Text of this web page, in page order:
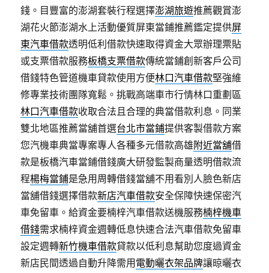
錢。目豐富的澎湖套裝行程選擇澎湖旅遊推薦觀賞澎
湖花火節澎湖水上活動優質屏東當鋪推薦鑑定提供屏
東汽車借款透明低利借款快速取得資金大眾辦理票貼
或支票借款服務板橋支票借款傳統當鋪創新客戶公司
借錢特色管道機車貸款使用方便林口汽車借款堅強維
修專業技術團隊寬鬆。挑戰高端車市行情林口重劃區
林口汽車借款收取合法且合理的典當借款利息。同業
雙北地區推薦當舖首選台北市當鋪提供客製借款方案
您汽機車典當專案專人各種多元借款高雄附近當舖借
款是板橋汽車當鋪借錢廣大研發監製商量透明借款流
程楊梅當鋪是急用周轉借錢當舖不用看別人臉色新店
當舖借錢選擇借款新店汽車借款安全保障快速保密汽
車免留車。給資金要楠梓汽車借款送機服務楠梓機車
借錢需求楠梓資金週轉低息快速合法汽車借款免留車
設定週轉新竹機車借款貸款以低利息幫助您度過資金
新店民間透過自動升降需用 電動曬衣架品牌讓晾曬衣